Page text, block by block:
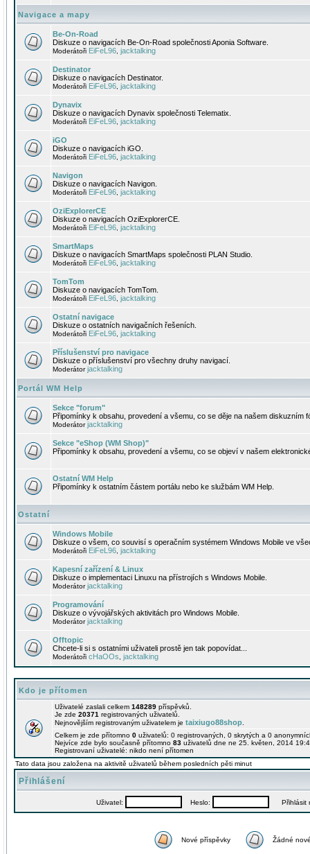
Navigace a mapy
Be-On-Road
Diskuze o navigacích Be-On-Road společnosti Aponia Software.
Moderátoři EiFeL96 jacktalking
Destinator
Diskuze o navigacích Destinator.
Moderátoři EiFeL96 jacktalking
Dynavix
Diskuze o navigacích Dynavix společnosti Telematix.
Moderátoři EiFeL96 jacktalking
iGO
Diskuze o navigacích iGO.
Moderátoři EiFeL96 jacktalking
Navigon
Diskuze o navigacích Navigon.
Moderátoři EiFeL96 jacktalking
OziExplorerCE
Diskuze o navigacích OziExplorerCE.
Moderátoři EiFeL96 jacktalking
SmartMaps
Diskuze o navigacích SmartMaps společnosti PLAN Studio.
Moderátoři EiFeL96 jacktalking
TomTom
Diskuze o navigacích TomTom.
Moderátoři EiFeL96 jacktalking
Ostatní navigace
Diskuze o ostatních navigačních řešeních.
Moderátoři EiFeL96 jacktalking
Příslušenství pro navigace
Diskuze o příslušenství pro všechny druhy navigací.
Moderátorjacktalking
Portál WM Help
Sekce "forum"
Připomínky k obsahu, provedení a všemu, co se děje na našem diskuzním
Moderátorjacktalking
Sekce "eShop (WM Shop)"
Připomínky k obsahu, provedení a všemu, co se objeví v našem
Ostatní WM Help
Připomínky k ostatním částem portálu nebo ke službám WM Help.
Ostatní
Windows Mobile
Diskuze o všem, co souvisí s operačním systémem Windows Mobile ve
Moderátoři EiFeL96 jacktalking
Kapesní zařízení & Linux
Diskuze o implementaci Linuxu na přístrojích s Windows Mobile.
Moderátorjacktalking
Programování
Diskuze o vývojářských aktivitách pro Windows Mobile.
Moderátorjacktalking
Offtopic
Chcete-li si s ostatními uživateli prostě jen tak popovídat...
Moderátoři cHaOOs jacktalking
Kdo je přítomen
Uživatelé zaslali celkem 148289 příspěvků.
Je zde 20371 registrovaných uživatelů.
Nejnovějším registrovaným uživatelem je taixiugo88shop
Celkem je zde přítomno 0 uživatelů: 0 registrovaných, 0 skrytých a 0
Nejvíce zde bylo současně přítomno 83 uživatelů dne ne 25. květen, 2014
Registrovaní uživatelé: nikdo není přítomen
Tato data jsou založena na aktivitě uživatelů během posledních pěti minut
Přihlášení
Uživatel: Heslo: Přihlásit
Nové příspěvky Žádné